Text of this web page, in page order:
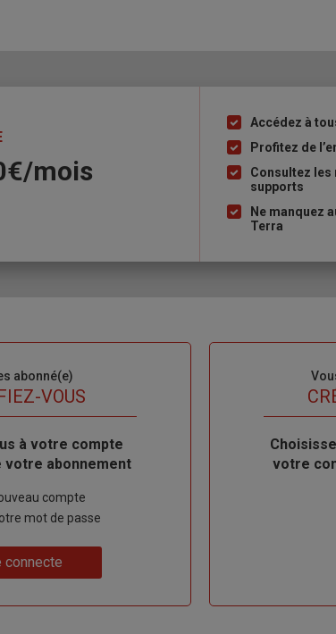
mois
Liste
à
puce
Accédez à
Profitez de
Consultez les
supports
Ne manquez
Terra
abonné(e)
VOUS
à votre compte
abonnement
compte
mot de passe
connecte
TITRE
Body
votre